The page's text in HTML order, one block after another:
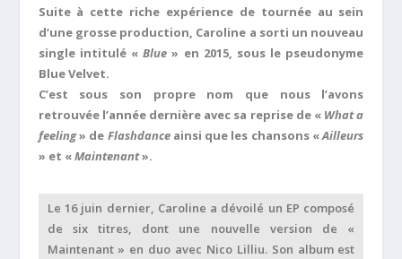
Suite à cette riche expérience de tournée au sein
d’une grosse production, Caroline a sorti un nouveau
single intitulé «Blue » en 2015, sous le pseudonyme
Blue Velvet.
C’est sous son propre nom que nous l’avons
retrouvée l’année dernière avec sa reprise de « What a
feeling» de Flashdanceainsi que les chansons «Ailleurs
» et «Maintenant».
Le 16 juin dernier, Caroline a dévoilé un EP composé
de six titres, dont une nouvelle version de «
Maintenant » en duo avec Nico Lilliu. Son album est